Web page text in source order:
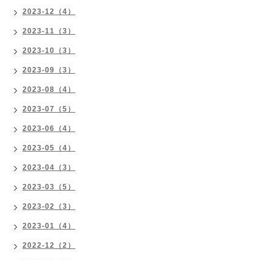
2023-12（4）
2023-11（3）
2023-10（3）
2023-09（3）
2023-08（4）
2023-07（5）
2023-06（4）
2023-05（4）
2023-04（3）
2023-03（5）
2023-02（3）
2023-01（4）
2022-12（2）